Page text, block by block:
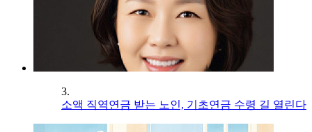
3.
소액 직역연금 받는 노인, 기초연금 수령 길 열린다